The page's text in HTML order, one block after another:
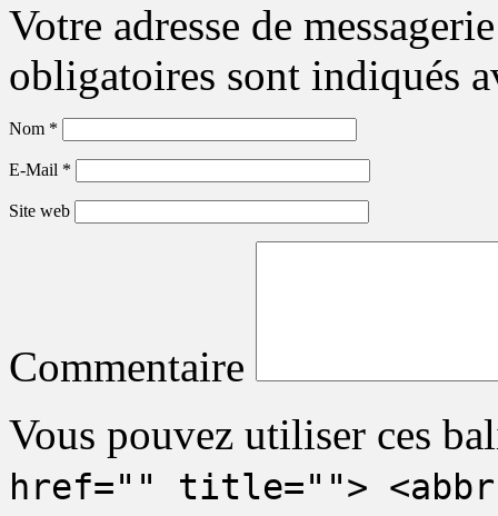
Votre adresse de
obligatoires sont indiqués
Nom *
E-Mail *
Site web
Commentaire
Vous pouvez utiliser ces
href="" title="">